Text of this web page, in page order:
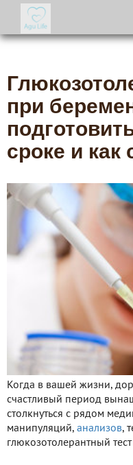
при
сроке и как
Когда в вашей жизни,
счастливый период
столкнуться с рядом
манипуляций, анализов,
глюкозотолерантный тест